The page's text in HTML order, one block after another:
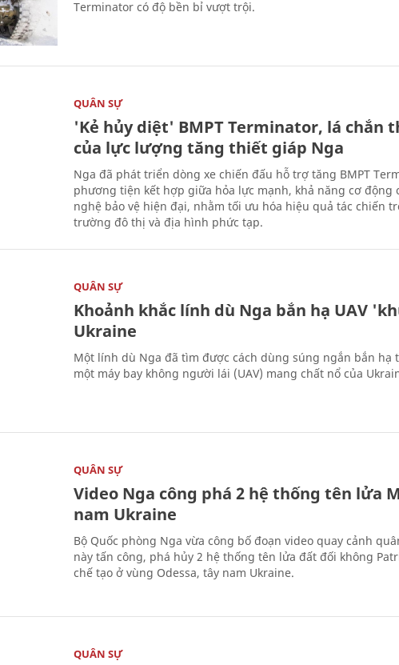
Terminator có độ bền bỉ vượt trội.
QUÂN SỰ
'Kẻ hủy diệt' BMPT Terminator, lá chắn
của lực lượng tăng thiết giáp Nga
Nga đã phát triển dòng xe chiến đấu hỗ trợ tăng BMPT
phương tiện kết hợp giữa hỏa lực mạnh, khả năng cơ động
nghệ bảo vệ hiện đại, nhằm tối ưu hóa hiệu quả tác chiến
trường đô thị và địa hình phức tạp.
QUÂN SỰ
Khoảnh khắc lính dù Nga bắn hạ UAV
Ukraine
Một lính dù Nga đã tìm được cách dùng súng ngắn bắn hạ
một máy bay không người lái (UAV) mang chất nổ của
QUÂN SỰ
Video Nga công phá 2 hệ thống tên lửa
nam Ukraine
Bộ Quốc phòng Nga vừa công bố đoạn video quay cảnh
này tấn công, phá hủy 2 hệ thống tên lửa đất đối không
chế tạo ở vùng Odessa, tây nam Ukraine.
QUÂN SỰ